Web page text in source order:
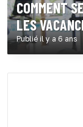
COMMENT
LES
Publié il y a 6 ans